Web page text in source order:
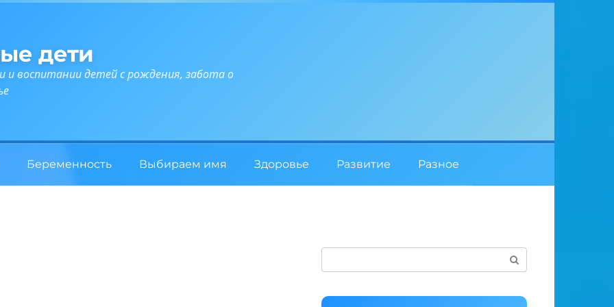
дети
и воспитании детей с рождения, забота о
Беременность Выбираем имя Здоровье Развитие Разное